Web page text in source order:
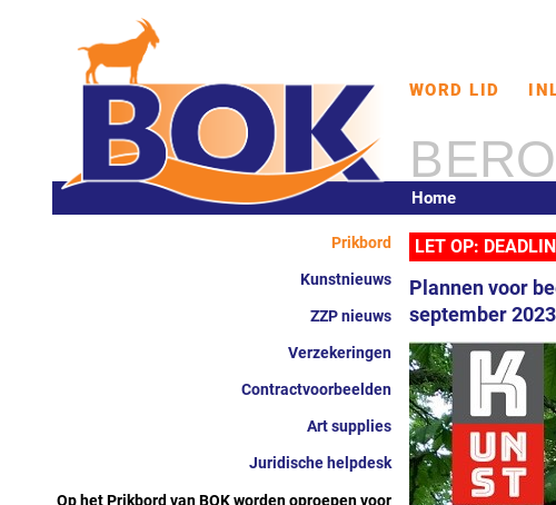
WORD LID
Home
Prikbord
Kunstnieuws
ZZP nieuws
Verzekeringen
Contractvoorbeelden
Art supplies
Juridische helpdesk
Op het Prikbord van BOK worden oproepen voor
LET OP:
Plannen voor
september 2023